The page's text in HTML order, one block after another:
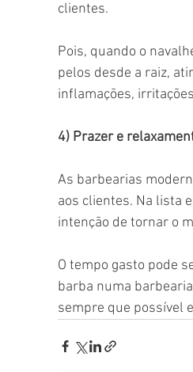
clientes.
Pois, quando o
pelos desde a raiz,
inflamações,
4) Prazer e
As barbearias
aos clientes. Na lista
intenção de tornar o
O tempo gasto pode
barba numa
sempre que possível